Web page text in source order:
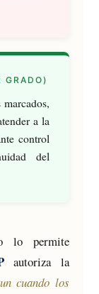
GRADO)
a la
control
del
lo permite
autoriza la
cuando los